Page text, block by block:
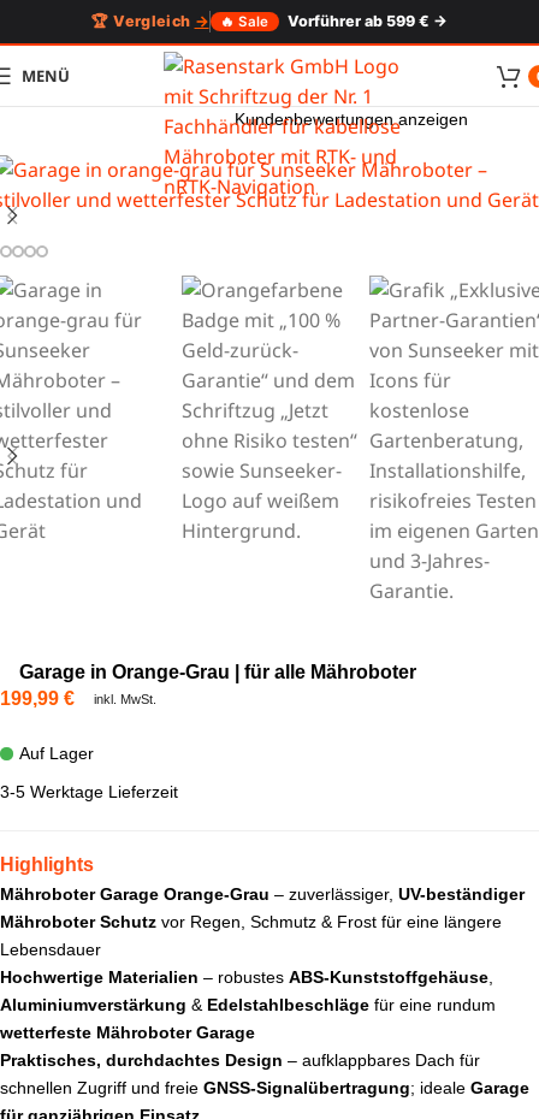
🏆 Vergleich → 🔥 Sale Vorführer ab 599 € →
MENÜ
Kundenbewertungen anzeigen
Garage in Orange-Grau | für alle Mähroboter
199,99 € inkl. MwSt.
Auf Lager
3-5 Werktage Lieferzeit
Highlights
Mähroboter Garage Orange-Grau – zuverlässiger, UV-beständiger
Mähroboter Schutz vor Regen, Schmutz & Frost für eine längere
Lebensdauer
Hochwertige Materialien – robustes ABS-Kunststoffgehäuse,
Aluminiumverstärkung & Edelstahlbeschläge für eine rundum
wetterfeste Mähroboter Garage
Praktisches, durchdachtes Design – aufklappbares Dach für
schnellen Zugriff und freie GNSS-Signalübertragung; ideale Garage